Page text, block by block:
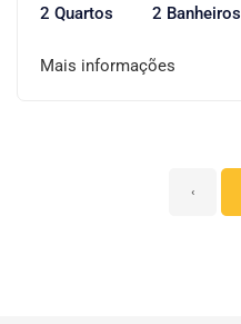
2 Quartos 2 Banheiros
Mais informações
‹